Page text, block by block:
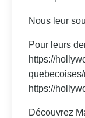
Nous leur
Pour leurs
https://
https://
Découvrez